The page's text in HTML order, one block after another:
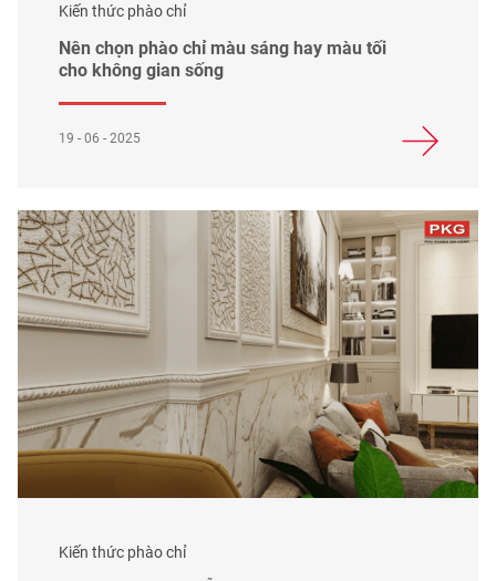
Kiến thức phào chỉ
Nên chọn phào chỉ màu sáng hay màu tối
cho không gian sống
19 - 06 - 2025
Kiến thức phào chỉ